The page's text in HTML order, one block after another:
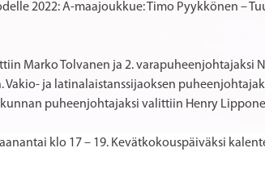
2022: A-maajoukkue: Timo Pyykkönen –
Marko Tolvanen ja 2. varapuheenjohtajaksi
ja latinalaistanssijaoksen
puheenjohtajaksi valittiin Henry
klo 17 – 19. Kevätkokouspäiväksi